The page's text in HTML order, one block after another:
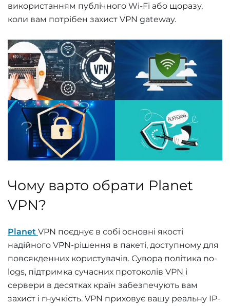
використанням публічного Wi-Fi або щоразу,
коли вам потрібен захист VPN gateway.
Чому варто обрати Planet
VPN?
Planet VPN поєднує в собі основні якості
надійного VPN-рішення в пакеті, доступному для
повсякденних користувачів. Сувора політика no-
logs, підтримка сучасних протоколів VPN і
сервери в десятках країн забезпечують вам
захист і гнучкість. VPN приховує вашу реальну IP-